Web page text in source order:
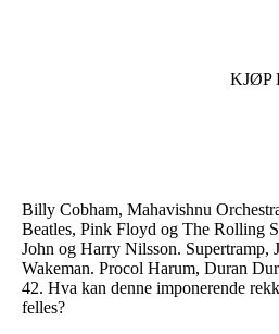
KJØP
Billy Cobham, Mahavishnu
Beatles, Pink Floyd og The Rolling
John og Harry Nilsson. Supertramp,
Wakeman. Procol Harum, Duran
42. Hva kan denne imponerende
felles?